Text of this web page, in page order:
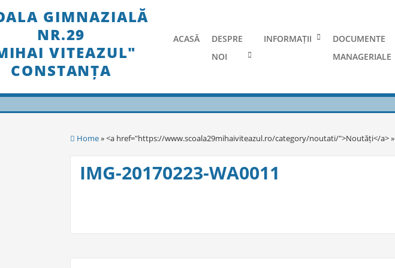
to
GIMNAZIALĂ
NR.29
VITEAZUL"
CONSTANȚA
ACASĂ
DESPRE
NOI
INFORMAȚII
DOCUMENTE
MANAGERIALE
Home» <a href="https://www.scoala29mihaiviteazul.ro/category/noutati/">Noutăți</a> »
IMG-20170223-WA0011